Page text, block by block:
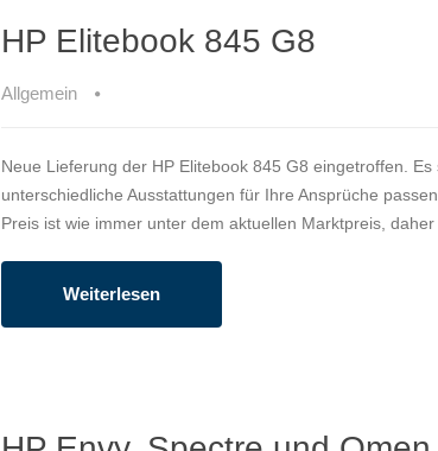
HP Elitebook 845 G8
Allgemein
Neue Lieferung der HP Elitebook 845 G8 eingetroffen. Es
unterschiedliche Ausstattungen für Ihre Ansprüche
Preis ist wie immer unter dem aktuellen Marktpreis,
Weiterlesen